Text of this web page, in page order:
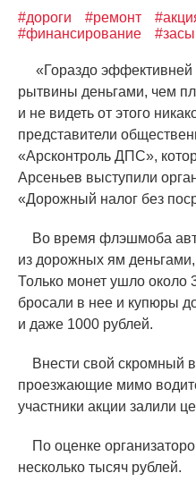
#дороги #ремонт
#финансирование
«Гораздо
рытвины деньгами, чем
и не видеть от этого
представители
«Арсконтроль ДПС»,
Арсеньев выступили
«Дорожный налог без
Во время флэшмоба
из дорожных ям
Только монет ушло около
бросали в нее и купюры
и даже 1000 рублей.
Внести свой скромный
проезжающие мимо
участники акции залили
По оценке
несколько тысяч рублей.